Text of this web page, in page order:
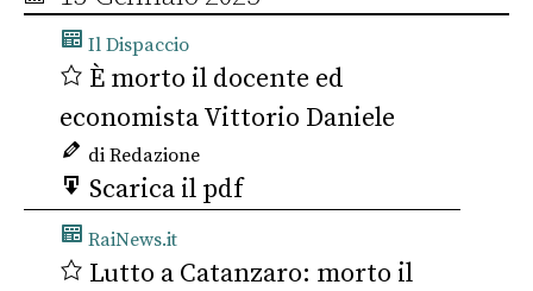
Il Dispaccio
È morto il docente ed
economista Vittorio Daniele
di Redazione
Scarica il pdf
RaiNews.it
Lutto a Catanzaro: morto il